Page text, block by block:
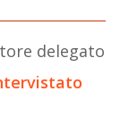
delegato